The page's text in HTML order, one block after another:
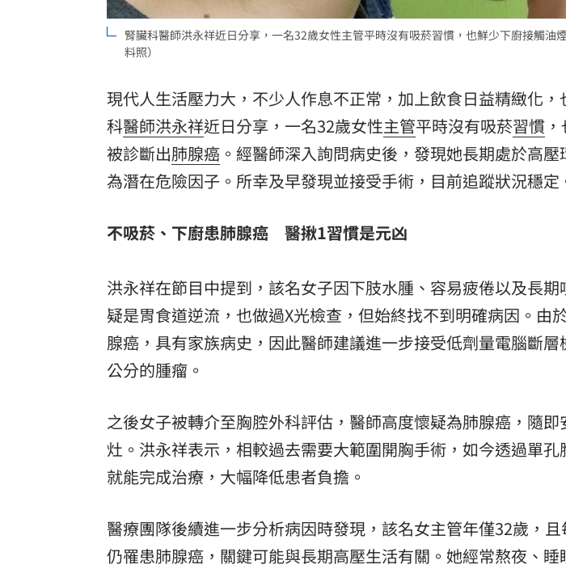
腎臟科醫師洪永祥近日分享，一名32歲女性主管平時沒有吸菸習慣，也鮮少下廚接觸油
料照）
現代人生活壓力大，不少人作息不正常，加上飲食日益精緻化
科醫師洪永祥近日分享，一名32歲女性主管平時沒有吸菸習慣
被診斷出肺腺癌 。經醫師深入詢問病史後，發現她長期處於高
為潛在危險因子。所幸及早發現並接受手術，目前追蹤狀況穩定
不吸菸、下廚患肺腺癌 醫揪1習慣是元凶
洪永祥在節目中提到，該名女子因下肢水腫、容易疲倦以及長
疑是胃食道逆流，也做過X光檢查，但始終找不到明確病因。由
腺癌，具有家族病史，因此醫師建議進一步接受低劑量電腦斷
公分的腫瘤。
之後女子被轉介至胸腔外科評估，醫師高度懷疑為肺腺癌，隨
灶。洪永祥表示，相較過去需要大範圍開胸手術，如今透過單
就能完成治療，大幅降低患者負擔。
醫療團隊後續進一步分析病因時發現，該名女主管年僅32歲，
仍罹患肺腺癌，關鍵可能與長期高壓生活有關。她經常熬夜、